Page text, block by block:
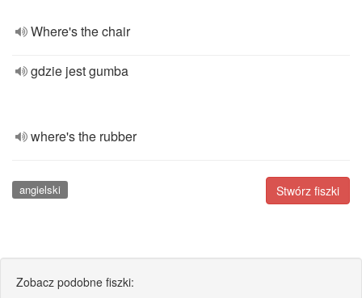
Where's the chair
gdzie jest gumba
where's the rubber
Stwórz fiszki
angielski
Zobacz podobne fiszki: